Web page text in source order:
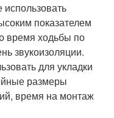
показателем
время ходьбы по
звукоизоляции.
для укладки
размеры
время на монтаж